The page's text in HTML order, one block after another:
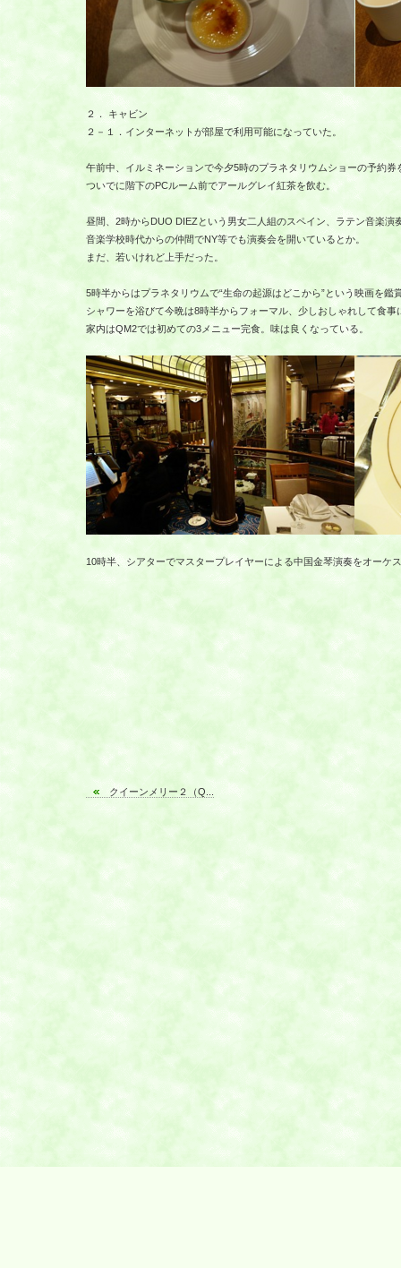
２． キャビン
２－１．インターネットが部屋で利用可能になっていた。
午前中、イルミネーションで今夕5時のプラネタリウムショーの予約券
ついでに階下のPCルーム前でアールグレイ紅茶を飲む。
昼間、2時からDUO DIEZという男女二人組のスペイン、ラテン音楽演
音楽学校時代からの仲間でNY等でも演奏会を開いているとか。
まだ、若いけれど上手だった。
5時半からはプラネタリウムで“生命の起源はどこから”という映画を鑑
シャワーを浴びて今晩は8時半からフォーマル、少しおしゃれして食事
家内はQM2では初めての3メニュー完食。味は良くなっている。
10時半、シアターでマスタープレイヤーによる中国金琴演奏をオーケ
クイーンメリー２（Q...